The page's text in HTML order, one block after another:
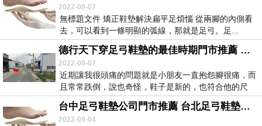
2022-09-07
無標題文件 矯正鞋墊解決扁平足煩惱 從兩腳的內側看
去，可以看到一條明顯的弧線，那就是足弓。足...
德行天下穿足弓鞋墊的最佳時期門市推薦 台南足弓鞋墊的作用門市推薦 足底筋膜炎厚度薄58913
2022-09-07
近期讓我很頭痛的問題就是小朋友一直抱怨腳很痛，而
且常常跌倒，說也奇怪，鞋子是新的，也符合他的尺
寸，但...
台中足弓鞋墊公司門市推薦 台北足弓鞋墊推薦品牌ptt門市推薦 足底筋膜炎MRI平掃還是增強73864
2022-09-04